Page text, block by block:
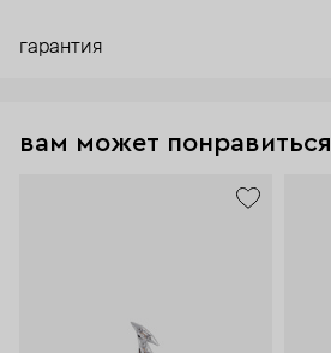
гарантия
вам может понравиться